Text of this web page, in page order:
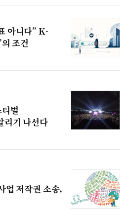
아니다” K-
조건
벌
리기 나선다
업 저작권 소송,